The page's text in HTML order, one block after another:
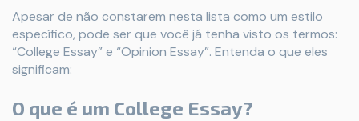
Apesar de não constarem nesta lista como um estilo
específico, pode ser que você já tenha visto os termos:
“College Essay” e “Opinion Essay”. Entenda o que eles
significam:
O que é um College Essay?